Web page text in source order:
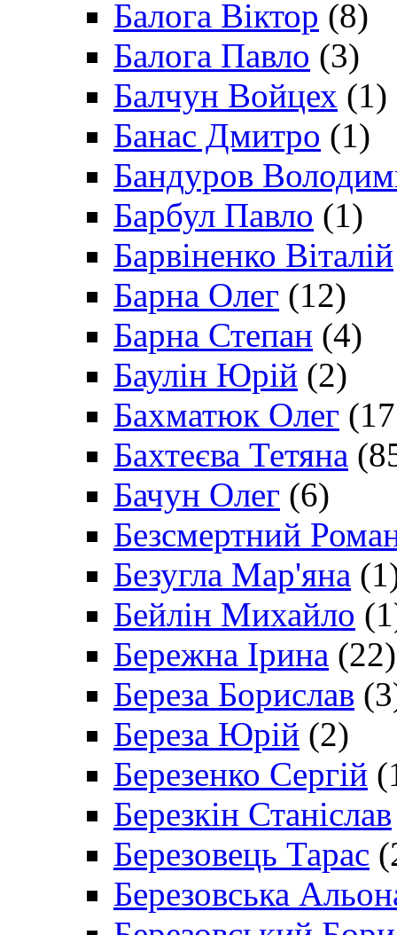
Балога Віктор (8)
Балога Павло (3)
Балчун Войцех (1)
Банас Дмитро (1)
Бандуров
Барбул Павло (1)
Барвіненко Віталій
Барна Олег (12)
Барна Степан (4)
Баулін Юрій (2)
Бахматюк Олег
Бахтеєва Тетяна
Бачун Олег (6)
Безсмертний
Безугла Мар'яна
Бейлін Михайло
Бережна Ірина (22)
Береза Борислав
Береза Юрій (2)
Березенко Сергій
Березкін Станіслав
Березовець Тарас
Березовська